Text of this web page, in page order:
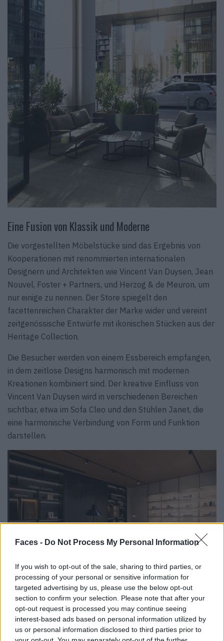
Faces - Do Not Process My Personal Information
If you wish to opt-out of the sale, sharing to third parties, or
processing of your personal or sensitive information for
targeted advertising by us, please use the below opt-out
section to confirm your selection. Please note that after your
opt-out request is processed you may continue seeing
interest-based ads based on personal information utilized by
us or personal information disclosed to third parties prior to
Eine Fusion von Klassik und Moderne
Die vorgestellten Möbelstücke sind das Ergebnis von
Kooperationen mit renommierten internationalen
Designern und Architekten wie Vincent Van Duysen, Jean
Nouvel, Foster + Partners, und Herzog & de Meuron, um
nur einige zu nennen. Der Store spiegelt den
facettenreichen Charakter der Marke wider und vereint
zeitgenössische Entwürfe mit ikonischen Stücken aus der
Heritage Collection.
Die Besucher werden von einem Essbereich empfangen,
in dem zeitlose Designs harmonisch mit modernen
Kreationen kombiniert sind. Der kreative Einfluss von
Vincent Van Duysen wird in verschiedenen Bereichen
sichtbar, etwa im Sofa Cleo und den Stühlen Janet, die
eine harmonische Verbindung von Form und Funktion
darstellen.
Eleganz und Innovation
Im zweiten Stock erwartet die Gäste eine exquisite